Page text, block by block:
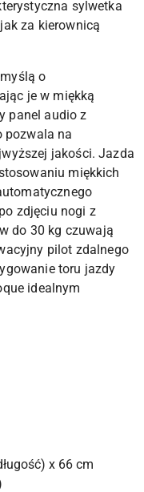
sylwetka
za kierownicą
o
je w miękką
panel audio z
pozwala na
jakości. Jazda
miękkich
zdjęciu nogi z
do 30 kg czuwają
pilot zdalnego
toru jazdy
idealnym
x 66 cm